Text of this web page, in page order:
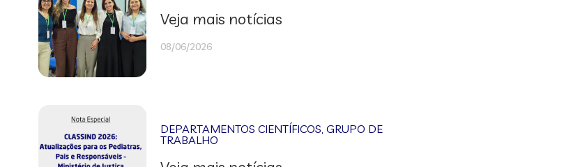
Veja mais notícias
08/06/2026
DEPARTAMENTOS CIENTÍFICOS,GRUPO DE
TRABALHO